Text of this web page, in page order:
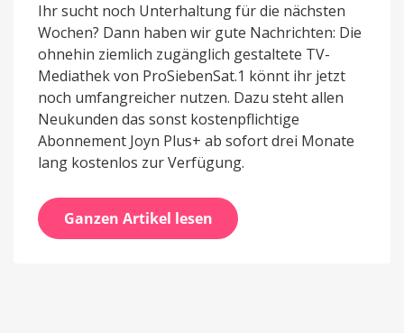
Ihr sucht noch Unterhaltung für die nächsten
Wochen? Dann haben wir gute Nachrichten: Die
ohnehin ziemlich zugänglich gestaltete TV-
Mediathek von ProSiebenSat.1 könnt ihr jetzt
noch umfangreicher nutzen. Dazu steht allen
Neukunden das sonst kostenpflichtige
Abonnement Joyn Plus+ ab sofort drei Monate
lang kostenlos zur Verfügung.
Ganzen Artikel lesen